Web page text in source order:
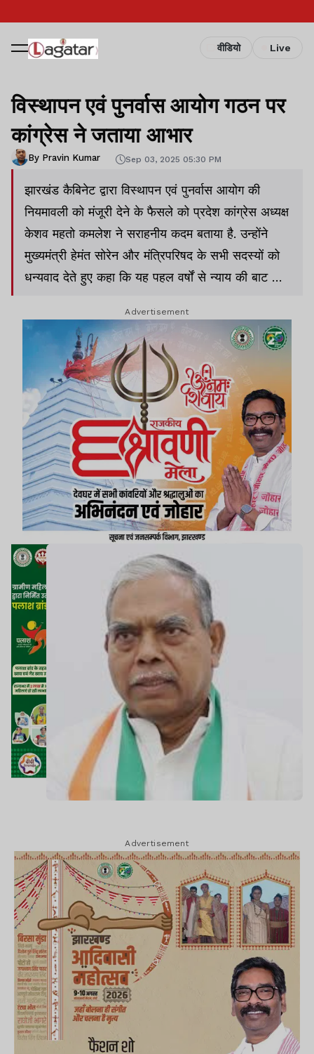
वीडियो Live
विस्थापन एवं पुनर्वास आयोग गठन पर
कांग्रेस ने जताया आभार
By Pravin Kumar Sep 03, 2025 05:30 PM
झारखंड कैबिनेट द्वारा विस्थापन एवं पुनर्वास आयोग की
नियमावली को मंजूरी देने के फैसले को प्रदेश कांग्रेस अध्यक्ष
केशव महतो कमलेश ने सराहनीय कदम बताया है. उन्होंने
मुख्यमंत्री हेमंत सोरेन और मंत्रिपरिषद के सभी सदस्यों को
धन्यवाद देते हुए कहा कि यह पहल वर्षों से न्याय की बाट जोह
Advertisement
Advertisement